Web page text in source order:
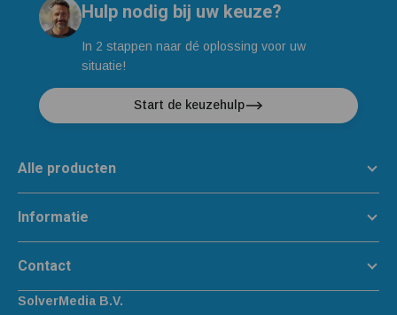
Hulp nodig bij uw keuze?
In 2 stappen naar dé oplossing voor uw
situatie!
Start de keuzehulp
Alle producten
Informatie
Contact
SolverMedia B.V.